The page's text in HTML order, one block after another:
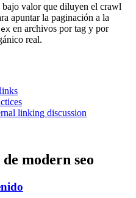
bajo valor que diluyen el crawl
apuntar la paginación a la
en archivos por tag y por
real.
linking discussion
modern seo